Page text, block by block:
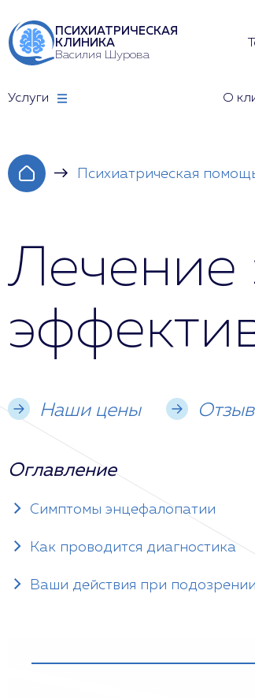
ПСИХИАТРИЧЕСКАЯ
КЛИНИКА
Василия Шурова
Услуги О
Психиатрическая
Лечение
Наши цены
Оглавление
Симптомы энцефалопатии
Как проводится диагностика
Ваши действия при